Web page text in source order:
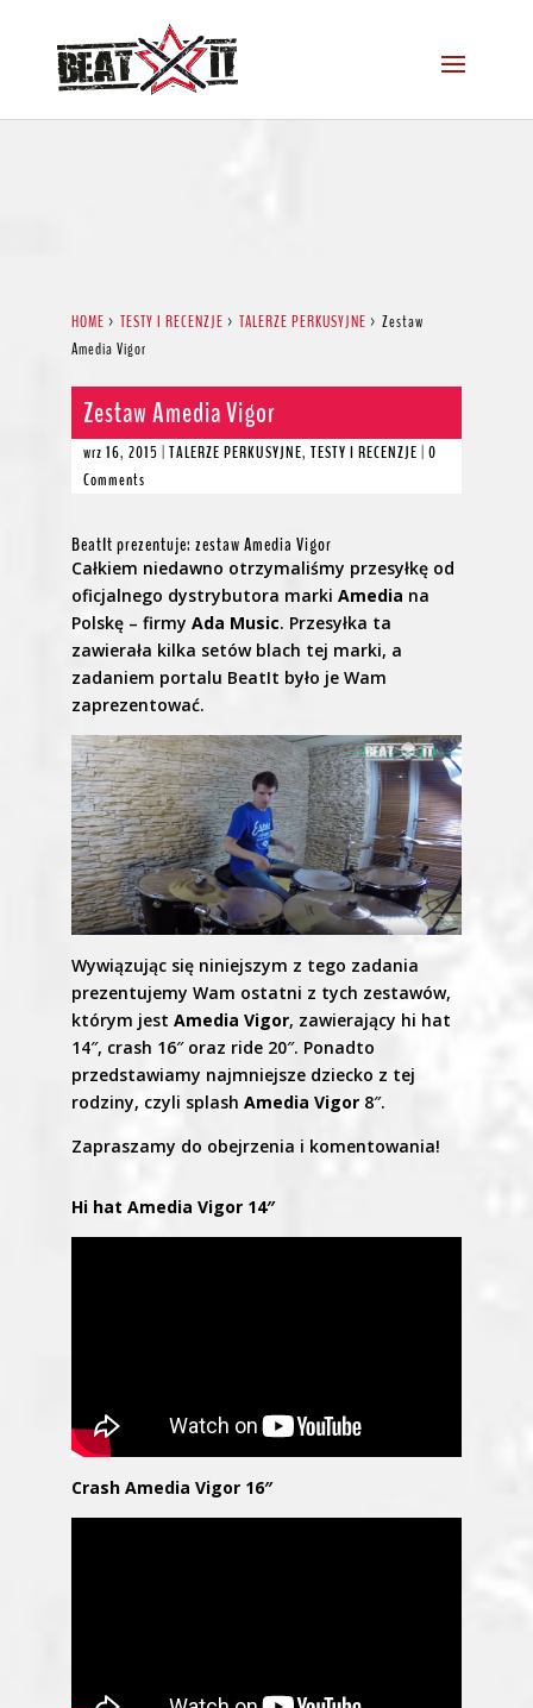
HOME > TESTY I RECENZJE > TALERZE PERKUSYJNE > Zestaw
Amedia Vigor
Zestaw Amedia Vigor
wrz 16, 2015 | TALERZE PERKUSYJNE, TESTY I RECENZJE | 0
Comments
BeatIt prezentuje: zestaw Amedia Vigor
Całkiem niedawno otrzymaliśmy przesyłkę od
oficjalnego dystrybutora marki Amedia na
Polskę – firmy Ada Music. Przesyłka ta
zawierała kilka setów blach tej marki, a
zadaniem portalu BeatIt było je Wam
zaprezentować.
Wywiązując się niniejszym z tego zadania
prezentujemy Wam ostatni z tych zestawów,
którym jest Amedia Vigor, zawierający hi hat
14″, crash 16″ oraz ride 20″. Ponadto
przedstawiamy najmniejsze dziecko z tej
rodziny, czyli splash Amedia Vigor8″.
Zapraszamy do obejrzenia i komentowania!
Hi hat Amedia Vigor 14″
Crash Amedia Vigor 16″